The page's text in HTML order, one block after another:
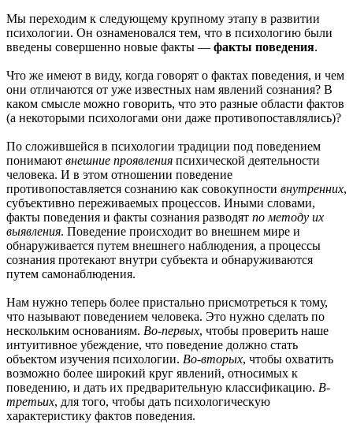
Мы переходим к следующему крупному этапу в развитии
психологии. Он ознаменовался тем, что в психологию были
введены совершенно новые факты — факты поведения.
Что же имеют в виду, когда говорят о фактах поведения, и чем
они отличаются от уже известных нам явлений сознания? В
каком смысле можно говорить, что это разные области фактов
(а некоторыми психологами они даже противопоставлялись)?
По сложившейся в психологии традиции под поведением
понимают внешние проявления психической деятельности
человека. И в этом отношении поведение
противопоставляется сознанию как совокупности внутренних,
субъективно переживаемых процессов. Иными словами,
факты поведения и факты сознания разводят по методу их
выявления. Поведение происходит во внешнем мире и
обнаруживается путем внешнего наблюдения, а процессы
сознания протекают внутри субъекта и обнаруживаются
путем самонаблюдения.
Нам нужно теперь более пристально присмотреться к тому,
что называют поведением человека. Это нужно сделать по
нескольким основаниям. Во-первых, чтобы проверить наше
интуитивное убеждение, что поведение должно стать
объектом изучения психологии. Во-вторых, чтобы охватить
возможно более широкий круг явлений, относимых к
поведению, и дать их предварительную классификацию. В-
третьих, для того, чтобы дать психологическую
характеристику фактов поведения.